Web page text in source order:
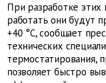
При разработке этих
работать они будут
+40 °С, сообщает
технических
термостатирования,
позволяет быстро